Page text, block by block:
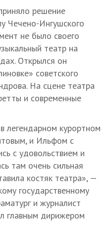
решение
Чечено-Ингушского
не было своего
театр на
Открылся он
советского
На сцене театра
и современные
легендарном курортном
и Ильфом с
с удовольствием и
там очень сильная
костяк театра», —
государственному
и журналист
главным дирижером